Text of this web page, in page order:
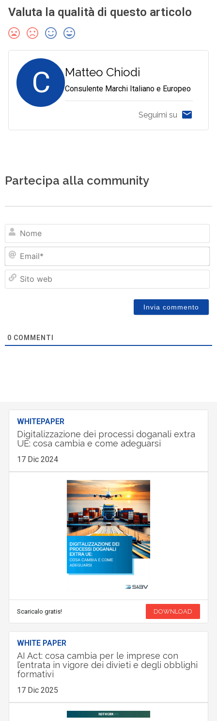
Valuta la qualità di questo articolo
C Matteo Chiodi
Consulente Marchi Italiano e Europeo
Seguimi su
Partecipa alla community
0 COMMENTI
WHITEPAPER
Digitalizzazione dei processi doganali extra
UE: cosa cambia e come adeguarsi
17 Dic 2024
Scaricalo gratis! DOWNLOAD
WHITE PAPER
AI Act: cosa cambia per le imprese con
l’entrata in vigore dei divieti e degli obblighi
formativi
17 Dic 2025